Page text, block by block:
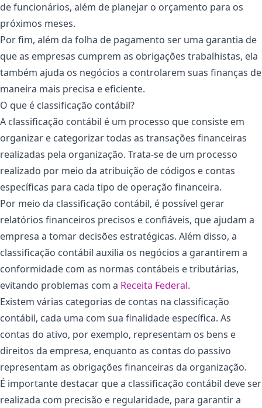
de funcionários, além de planejar o orçamento para os
próximos meses.
Por fim, além da folha de pagamento ser uma garantia de
que as empresas cumprem as obrigações trabalhistas, ela
também ajuda os negócios a controlarem suas finanças de
maneira mais precisa e eficiente.
O que é classificação contábil?
A classificação contábil é um processo que consiste em
organizar e categorizar todas as transações financeiras
realizadas pela organização. Trata-se de um processo
realizado por meio da atribuição de códigos e contas
específicas para cada tipo de operação financeira.
Por meio da classificação contábil, é possível gerar
relatórios financeiros precisos e confiáveis, que ajudam a
empresa a tomar decisões estratégicas. Além disso, a
classificação contábil auxilia os negócios a garantirem a
conformidade com as normas contábeis e tributárias,
evitando problemas com a Receita Federal.
Existem várias categorias de contas na classificação
contábil, cada uma com sua finalidade específica. As
contas do ativo, por exemplo, representam os bens e
direitos da empresa, enquanto as contas do passivo
representam as obrigações financeiras da organização.
É importante destacar que a classificação contábil deve ser
realizada com precisão e regularidade, para garantir a